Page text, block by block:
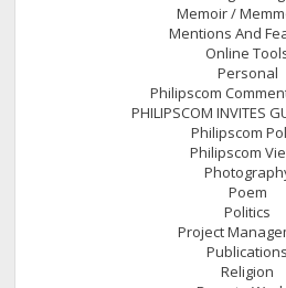
Memoir /
Mentions And
Online
Personal
Philipscom
PHILIPSCOM INVITES
Philipscom
Philipscom
Poem
Politics
Project
Publications
Religion